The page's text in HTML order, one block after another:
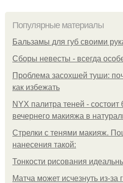
Популярные материалы
Бальзамы для губ своими
Сборы невесты - всегда
Проблема засохшей туши:
как избежать
NYX палитра теней -
вечернего макияжа в
Стрелки с тенями макияж.
нанесения такой:
Тонкости рисования
Матча может исчезнуть из-за